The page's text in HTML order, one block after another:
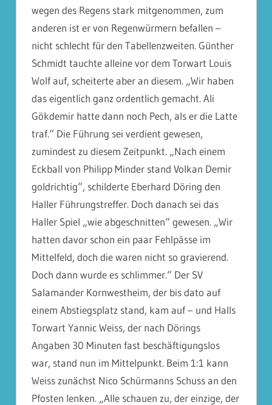
wegen des Regens stark mitgenommen, zum
anderen ist er von Regenwürmern befallen –
nicht schlecht für den Tabellenzweiten. Günther
Schmidt tauchte alleine vor dem Torwart Louis
Wolf auf, scheiterte aber an diesem. „Wir haben
das eigentlich ganz ordentlich gemacht. Ali
Gökdemir hatte dann noch Pech, als er die Latte
traf.“ Die Führung sei verdient gewesen,
zumindest zu diesem Zeitpunkt. „Nach einem
Eckball von Philipp Minder stand Volkan Demir
goldrichtig“, schilderte Eberhard Döring den
Haller Führungstreffer. Doch danach sei das
Haller Spiel „wie abgeschnitten“ gewesen. „Wir
hatten davor schon ein paar Fehlpässe im
Mittelfeld, doch die waren nicht so gravierend.
Doch dann wurde es schlimmer.“ Der SV
Salamander Kornwestheim, der bis dato auf
einem Abstiegsplatz stand, kam auf – und Halls
Torwart Yannic Weiss, der nach Dörings
Angaben 30 Minuten fast beschäftigungslos
war, stand nun im Mittelpunkt. Beim 1:1 kann
Weiss zunächst Nico Schürmanns Schuss an den
Pfosten lenken. „Alle schauen zu, der einzige, der